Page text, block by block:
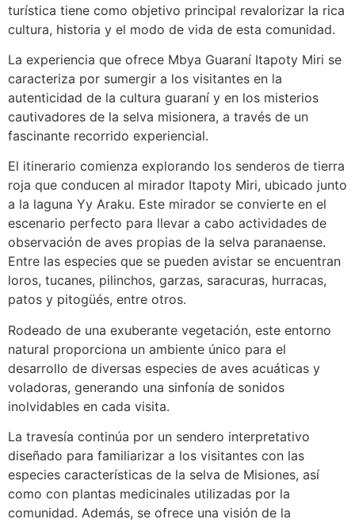
turística tiene como objetivo principal revalorizar la rica
cultura, historia y el modo de vida de esta comunidad.
La experiencia que ofrece Mbya Guaraní Itapoty Miri se
caracteriza por sumergir a los visitantes en la
autenticidad de la cultura guaraní y en los misterios
cautivadores de la selva misionera, a través de un
fascinante recorrido experiencial.
El itinerario comienza explorando los senderos de tierra
roja que conducen al mirador Itapoty Miri, ubicado junto
a la laguna Yy Araku. Este mirador se convierte en el
escenario perfecto para llevar a cabo actividades de
observación de aves propias de la selva paranaense.
Entre las especies que se pueden avistar se encuentran
loros, tucanes, pilinchos, garzas, saracuras, hurracas,
patos y pitogüés, entre otros.
Rodeado de una exuberante vegetación, este entorno
natural proporciona un ambiente único para el
desarrollo de diversas especies de aves acuáticas y
voladoras, generando una sinfonía de sonidos
inolvidables en cada visita.
La travesía continúa por un sendero interpretativo
diseñado para familiarizar a los visitantes con las
especies características de la selva de Misiones, así
como con plantas medicinales utilizadas por la
comunidad. Además, se ofrece una visión de la